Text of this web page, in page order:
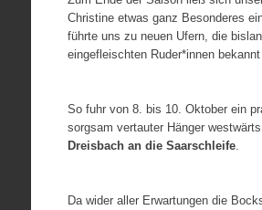
Christine etwas ganz Besonderes
führte uns zu neuen Ufern, die
eingefleischten Ruder*innen bekannt
So fuhr von 8. bis 10. Oktober ein
sorgsam vertauter Hänger
Dreisbach an die Saarschleife.
Da wider aller Erwartungen die